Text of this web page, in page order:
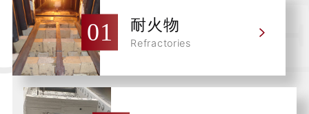
耐火物
Refractories